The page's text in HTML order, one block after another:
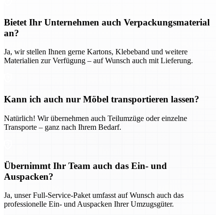
Bietet Ihr Unternehmen auch Verpackungsmaterial
an?
Ja, wir stellen Ihnen gerne Kartons, Klebeband und weitere
Materialien zur Verfügung – auf Wunsch auch mit Lieferung.
Kann ich auch nur Möbel transportieren lassen?
Natürlich! Wir übernehmen auch Teilumzüge oder einzelne
Transporte – ganz nach Ihrem Bedarf.
Übernimmt Ihr Team auch das Ein- und
Auspacken?
Ja, unser Full-Service-Paket umfasst auf Wunsch auch das
professionelle Ein- und Auspacken Ihrer Umzugsgüter.